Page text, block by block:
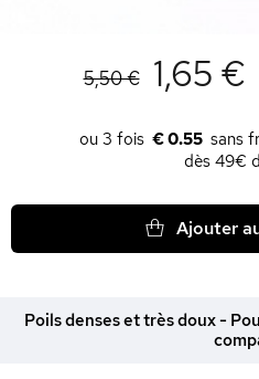
5,50 € 1,65 €
€ 0.55
dès 49€
Ajouter
Poils denses et très doux -